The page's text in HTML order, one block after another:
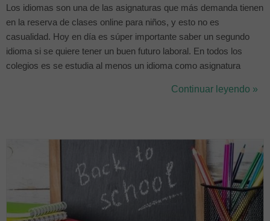
Los idiomas son una de las asignaturas que más demanda tienen
en la reserva de clases online para niños, y esto no es
casualidad. Hoy en día es súper importante saber un segundo
idioma si se quiere tener un buen futuro laboral. En todos los
colegios es se estudia al menos un idioma como asignatura
dificultades a nuestros hijos ya que, si no les interesa esta
Continuar leyendo »